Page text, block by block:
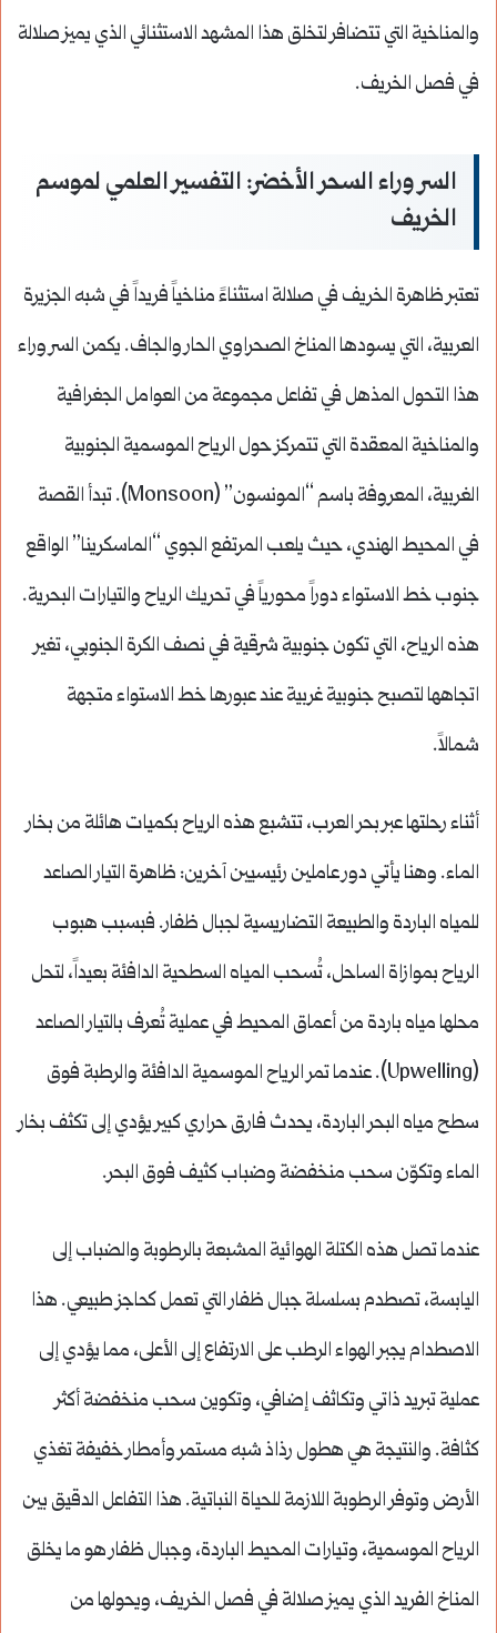
والمناخية التي تتضافر لتخلق هذا المشهد الاستثنائي الذي يميز صلالة
في فصل الخريف.
السر وراء السحر الأخضر: التفسير العلمي لموسم
الخريف
تعتبر ظاهرة الخريف في صلالة استثناءً مناخياً فريداً في شبه الجزيرة
العربية، التي يسودها المناخ الصحراوي الحار والجاف. يكمن السر وراء
هذا التحول المذهل في تفاعل مجموعة من العوامل الجغرافية
والمناخية المعقدة التي تتمركز حول الرياح الموسمية الجنوبية
الغربية، المعروفة باسم “المونسون” (Monsoon). تبدأ القصة
في المحيط الهندي، حيث يلعب المرتفع الجوي “الماسكرينا” الواقع
جنوب خط الاستواء دوراً محورياً في تحريك الرياح والتيارات البحرية.
هذه الرياح، التي تكون جنوبية شرقية في نصف الكرة الجنوبي، تغير
اتجاهها لتصبح جنوبية غربية عند عبورها خط الاستواء متجهة
شمالاً.
أثناء رحلتها عبر بحر العرب، تتشبع هذه الرياح بكميات هائلة من بخار
الماء. وهنا يأتي دور عاملين رئيسيين آخرين: ظاهرة التيار الصاعد
للمياه الباردة والطبيعة التضاريسية لجبال ظفار. فبسبب هبوب
الرياح بموازاة الساحل، تُسحب المياه السطحية الدافئة بعيداً، لتحل
محلها مياه باردة من أعماق المحيط في عملية تُعرف بالتيار الصاعد
(Upwelling). عندما تمر الرياح الموسمية الدافئة والرطبة فوق
سطح مياه البحر الباردة، يحدث فارق حراري كبير يؤدي إلى تكثف بخار
الماء وتكوّن سحب منخفضة وضباب كثيف فوق البحر.
عندما تصل هذه الكتلة الهوائية المشبعة بالرطوبة والضباب إلى
اليابسة، تصطدم بسلسلة جبال ظفار التي تعمل كحاجز طبيعي. هذا
الاصطدام يجبر الهواء الرطب على الارتفاع إلى الأعلى، مما يؤدي إلى
عملية تبريد ذاتي وتكاثف إضافي، وتكوين سحب منخفضة أكثر
كثافة. والنتيجة هي هطول رذاذ شبه مستمر وأمطار خفيفة تغذي
الأرض وتوفر الرطوبة اللازمة للحياة النباتية. هذا التفاعل الدقيق بين
الرياح الموسمية، وتيارات المحيط الباردة، وجبال ظفار هو ما يخلق
المناخ الفريد الذي يميز صلالة في فصل الخريف، ويحولها من